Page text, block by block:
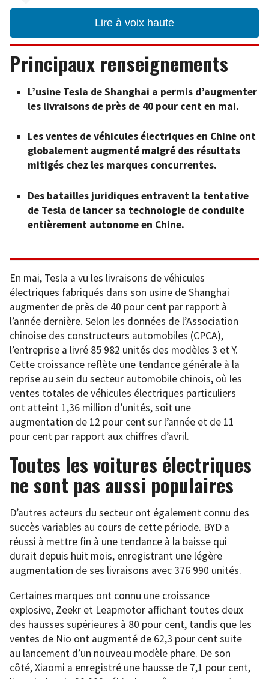
Lire à voix haute
Principaux renseignements
L’usine Tesla de Shanghai a permis d’augmenter
les livraisons de près de 40 pour cent en mai.
Les ventes de véhicules électriques en Chine ont
globalement augmenté malgré des résultats
mitigés chez les marques concurrentes.
Des batailles juridiques entravent la tentative
de Tesla de lancer sa technologie de conduite
entièrement autonome en Chine.
En mai, Tesla a vu les livraisons de véhicules
électriques fabriqués dans son usine de Shanghai
augmenter de près de 40 pour cent par rapport à
l’année dernière. Selon les données de l’Association
chinoise des constructeurs automobiles (CPCA),
l’entreprise a livré 85 982 unités des modèles 3 et Y.
Cette croissance reflète une tendance générale à la
reprise au sein du secteur automobile chinois, où les
ventes totales de véhicules électriques particuliers
ont atteint 1,36 million d’unités, soit une
augmentation de 12 pour cent sur l’année et de 11
pour cent par rapport aux chiffres d’avril.
Toutes les voitures électriques
ne sont pas aussi populaires
D’autres acteurs du secteur ont également connu des
succès variables au cours de cette période. BYD a
réussi à mettre fin à une tendance à la baisse qui
durait depuis huit mois, enregistrant une légère
augmentation de ses livraisons avec 376 990 unités.
Certaines marques ont connu une croissance
explosive, Zeekr et Leapmotor affichant toutes deux
des hausses supérieures à 80 pour cent, tandis que les
ventes de Nio ont augmenté de 62,3 pour cent suite
au lancement d’un nouveau modèle phare. De son
côté, Xiaomi a enregistré une hausse de 7,1 pour cent,